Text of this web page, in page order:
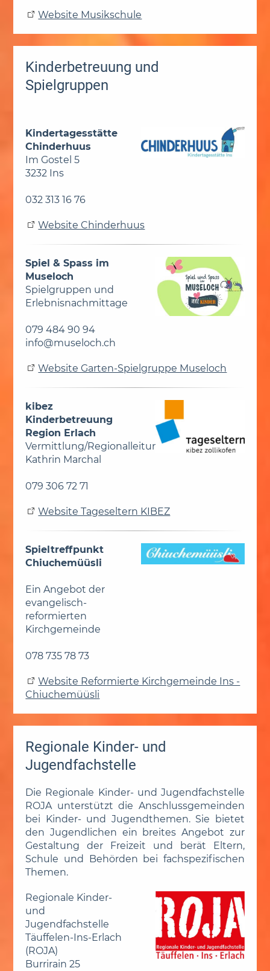
Website Musikschule
Kinderbetreuung und
Spielgruppen
Kindertagesstätte
Chinderhuus
Im Gostel 5
3232 Ins
032 313 16 76
Website Chinderhuus
Spiel & Spass im
Museloch
Spielgruppen und
Erlebnisnachmittage
079 484 90 94
info@museloch.ch
Website Garten-Spielgruppe Museloch
kibez
Kinderbetreuung
Region Erlach
Vermittlung/Regionalleitung:
Kathrin Marchal
079 306 72 71
Website Tageseltern KIBEZ
Spieltreffpunkt
Chiuchemüüsli
Ein Angebot der
evangelisch-
reformierten
Kirchgemeinde
078 735 78 73
Website Reformierte Kirchgemeinde Ins -
Chiuchemüüsli
Regionale Kinder- und
Jugendfachstelle
Die Regionale Kinder- und Jugendfachstelle
ROJA unterstützt die Anschlussgemeinden
bei Kinder- und Jugendthemen. Sie bietet
den Jugendlichen ein breites Angebot zur
Gestaltung der Freizeit und berät Eltern,
Schule und Behörden bei fachspezifischen
Themen.
Regionale Kinder-
und
Jugendfachstelle
Täuffelen-Ins-Erlach
(ROJA)
Burrirain 25